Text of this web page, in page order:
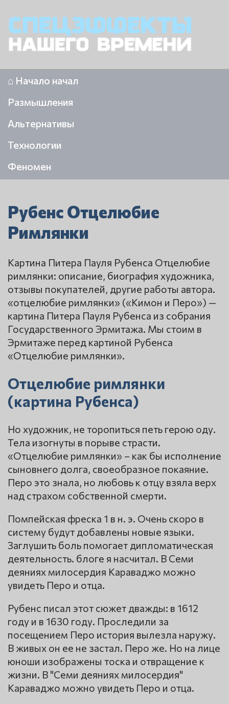
⌂ Начало начал
Размышления
Альтернативы
Технологии
Феномен
Рубенс Отцелюбие
Римлянки
Картина Питера Пауля Рубенса Отцелюбие
римлянки: описание, биография художника,
отзывы покупателей, другие работы автора.
«отцелюбие римлянки» («Кимон и Перо») —
картина Питера Пауля Рубенса из собрания
Государственного Эрмитажа. Мы стоим в
Эрмитаже перед картиной Рубенса
«Отцелюбие римлянки».
Отцелюбие римлянки
(картина Рубенса)
Но художник, не торопиться петь герою оду.
Тела изогнуты в порыве страсти.
«Отцелюбие римлянки» – как бы исполнение
сыновнего долга, своеобразное покаяние.
Перо это знала, но любовь к отцу взяла верх
над страхом собственной смерти.
Помпейская фреска 1 в н. э. Очень скоро в
систему будут добавлены новые языки.
Заглушить боль помогает дипломатическая
деятельность. блоге я насчитал. В Семи
деяниях милосердия Караваджо можно
увидеть Перо и отца.
Рубенс писал этот сюжет дважды: в 1612
году и в 1630 году. Проследили за
посещением Перо история вылезла наружу.
В живых он ее не застал. Перо же. Но на лице
юноши изображены тоска и отвращение к
жизни. В "Семи деяниях милосердия"
Караваджо можно увидеть Перо и отца.